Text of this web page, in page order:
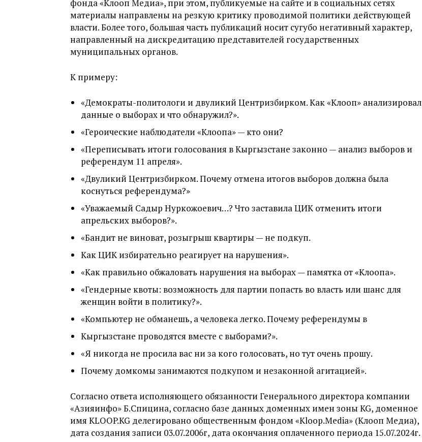
фонда «Клооп Медиа», при этом, публикуемые на сайте и в социальных сетях
материалы направлены на резкую критику проводимой политики действующей
власти. Более того, большая часть публикаций носит сугубо негативный характер,
направленный на дискредитацию представителей государственных
муниципальных органов.
К примеру:
«Демократы-политологи и двуликий Центризбирком. Как «Клооп» анализировал
данные о выборах и что обнаружил?».
«Героические наблюдатели «Клоопа» — кто они?
«Переписывать итоги голосования в Кыргызстане законно — анализ выборов и
референдум 11 апреля».
«Двуликий Центризбирком. Почему отмена итогов выборов должна была
коснуться референдума?»
«Уважаемый Садыр Нуркожоевич…? Что заставила ЦИК отменить итоги
апрельских выборов?».
«Бандит не виноват, розыгрыш квартиры — не подкуп.
Как ЦИК избирательно реагирует на нарушения».
«Как правильно обжаловать нарушения на выборах — памятка от «Клоопа».
«Гендерные квоты: возможность для партии попасть во власть или шанс для
женщин войти в политику?».
«Компьютер не обманешь, а человека легко. Почему референдумы в
Кыргызстане проводятся вместе с выборами?».
«Я никогда не просила вас ни за кого голосовать, но тут очень прошу.
Почему домкомы занимаются подкупом и незаконной агитацией».
Согласно ответа исполняющего обязанности Генерального директора компании
«Азияинфо» Б.Спицина, согласно базе данных доменных имен зоны KG, доменное
имя KLOOP.KG делегировано общественным фондом «Kloop.Media» (Клооп Медиа),
дата создания записи 03.07.2006г, дата окончания оплаченного периода 15.07.2024г.